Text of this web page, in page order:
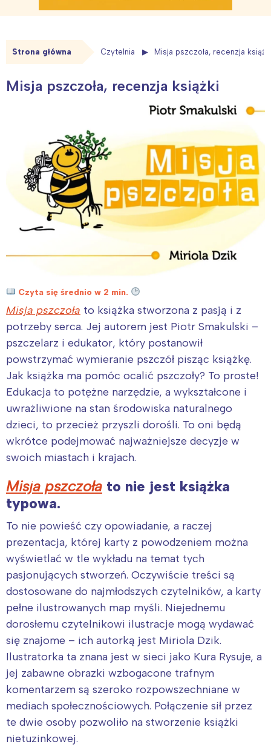
Strona główna Czytelnia Misja pszczoła, recenzja książki
Misja pszczoła, recenzja książki
Czyta się średnio w 2 min.
Misja pszczoła to książka stworzona z pasją i z
potrzeby serca. Jej autorem jest Piotr Smakulski –
pszczelarz i edukator, który postanowił
powstrzymać wymieranie pszczół pisząc książkę.
Jak książka ma pomóc ocalić pszczoły? To proste!
Edukacja to potężne narzędzie, a wykształcone i
uwrażliwione na stan środowiska naturalnego
dzieci, to przecież przyszli dorośli. To oni będą
wkrótce podejmować najważniejsze decyzje w
swoich miastach i krajach.
Misja pszczoła to nie jest książka
typowa.
To nie powieść czy opowiadanie, a raczej
prezentacja, której karty z powodzeniem można
wyświetlać w tle wykładu na temat tych
pasjonujących stworzeń. Oczywiście treści są
dostosowane do najmłodszych czytelników, a karty
pełne ilustrowanych map myśli. Niejednemu
dorosłemu czytelnikowi ilustracje mogą wydawać
się znajome – ich autorką jest Miriola Dzik.
Ilustratorka ta znana jest w sieci jako Kura Rysuje, a
jej zabawne obrazki wzbogacone trafnym
komentarzem są szeroko rozpowszechniane w
mediach społecznościowych. Połączenie sił przez
te dwie osoby pozwoliło na stworzenie książki
nietuzinkowej.